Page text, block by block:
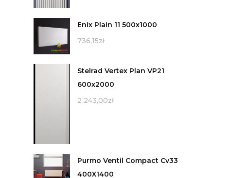
Enix Plain 11 500x1000
736,15zł
Stelrad Vertex Plan VP21
600x2000
2 243,00zł
Purmo Ventil Compact Cv33
400X1400